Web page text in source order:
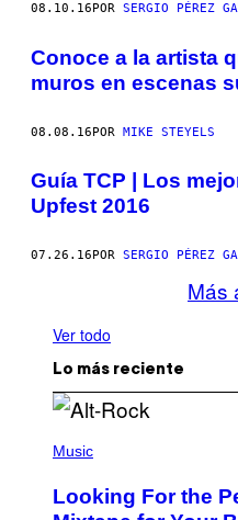
08.10.16 POR SERGIO PÉREZ
Conoce a la artista
muros en escenas
08.08.16POR MIKE STEYELS
Guía TCP | Los
Upfest 2016
07.26.16 POR SERGIO PÉREZ
Más
Ver todo
Lo más reciente
P
T
O
Music
Looking For the